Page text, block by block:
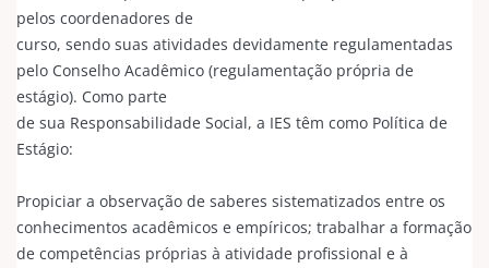
pelos coordenadores de
curso, sendo suas atividades devidamente regulamentadas
pelo Conselho Acadêmico (regulamentação própria de
estágio). Como parte
de sua Responsabilidade Social, a IES têm como Política de
Estágio:
Propiciar a observação de saberes sistematizados entre os
conhecimentos acadêmicos e empíricos; trabalhar a formação
de competências próprias à atividade profissional e à